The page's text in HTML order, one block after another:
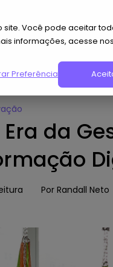
Você pode aceitar
informações, acesse
Preferências
»A Nova Era da
Era da
Por Randall Neto